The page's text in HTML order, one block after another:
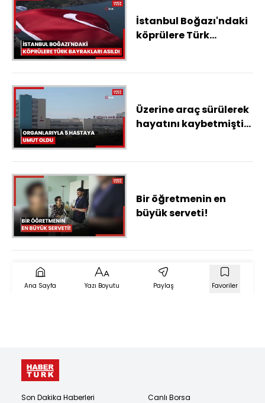
İstanbul Boğazı'ndaki
köprülere Türk
Üzerine araç sürülerek
hayatını kaybetmişti,
Bir öğretmenin en
büyük serveti!
Ana Sayfa Yazı Boyutu Paylaş Favoriler
Son Dakika Haberleri
Canlı Borsa